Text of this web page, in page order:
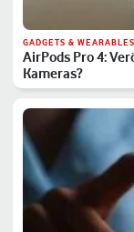
GADGETS & WEARABLES
AirPods Pro 4:
Kameras?